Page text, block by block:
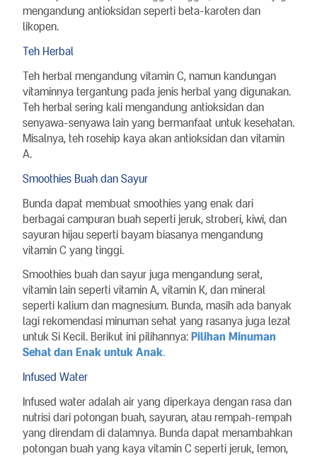
mengandung antioksidan seperti beta-karoten dan
likopen.
Teh Herbal
Teh herbal mengandung vitamin C, namun kandungan
vitaminnya tergantung pada jenis herbal yang digunakan.
Teh herbal sering kali mengandung antioksidan dan
senyawa-senyawa lain yang bermanfaat untuk kesehatan.
Misalnya, teh rosehip kaya akan antioksidan dan vitamin
A.
Smoothies Buah dan Sayur
Bunda dapat membuat smoothies yang enak dari
berbagai campuran buah seperti jeruk, stroberi, kiwi, dan
sayuran hijau seperti bayam biasanya mengandung
vitamin C yang tinggi.
Smoothies buah dan sayur juga mengandung serat,
vitamin lain seperti vitamin A, vitamin K, dan mineral
seperti kalium dan magnesium. Bunda, masih ada banyak
lagi rekomendasi minuman sehat yang rasanya juga lezat
untuk Si Kecil. Berikut ini pilihannya: Pilihan Minuman
Sehat dan Enak untuk Anak.
Infused Water
Infused water adalah air yang diperkaya dengan rasa dan
nutrisi dari potongan buah, sayuran, atau rempah-rempah
yang direndam di dalamnya. Bunda dapat menambahkan
potongan buah yang kaya vitamin C seperti jeruk, lemon,